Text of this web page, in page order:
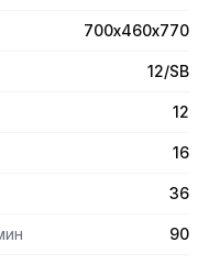
в стандартной
700х460х770
12/SB
12
16
36
90